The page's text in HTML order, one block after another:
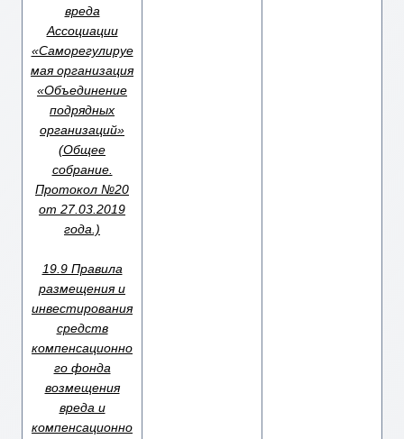
вреда
Ассоциации
«Саморегулируе
мая организация
«Объединение
подрядных
организаций»
(Общее
собрание.
Протокол №20
от 27.03.2019
года.)
19.9 Правила
размещения и
инвестирования
средств
компенсационно
го фонда
возмещения
вреда и
компенсационно